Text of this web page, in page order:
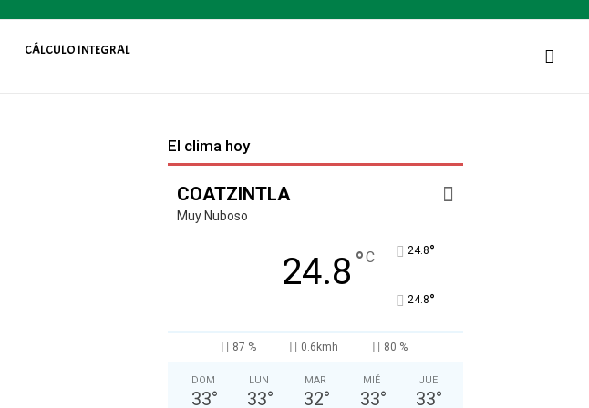
CÁLCULO INTEGRAL
El clima hoy
COATZINTLA
Muy Nuboso
24.8 °C 24.8°
24.8°
87 % 0.6kmh 80 %
DOM
33°
LUN
33°
MAR
32°
MIÉ
33°
JUE
33°